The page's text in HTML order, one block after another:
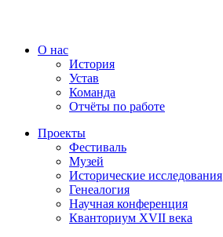
О нас
История
Устав
Команда
Отчёты по работе
Проекты
Фестиваль
Музей
Исторические исследования
Генеалогия
Научная конференция
Кванториум XVII века